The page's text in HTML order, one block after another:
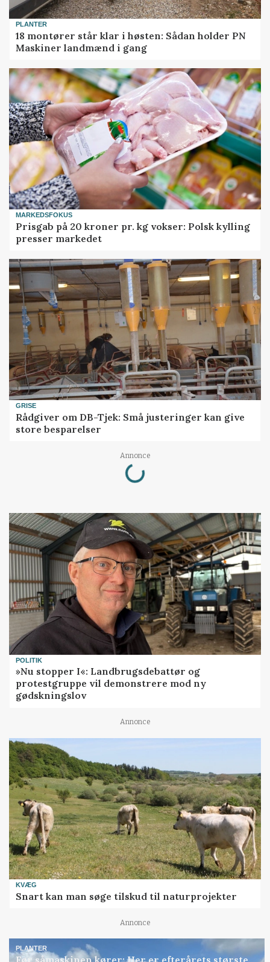
PLANTER
18 montører står klar i høsten: Sådan holder PN
Maskiner landmænd i gang
MARKEDSFOKUS
Prisgab på 20 kroner pr. kg vokser: Polsk kylling
presser markedet
GRISE
Rådgiver om DB-Tjek: Små justeringer kan give
store besparelser
Annonce
Loading...
POLITIK
»Nu stopper I«: Landbrugsdebattør og
protestgruppe vil demonstrere mod ny
gødskningslov
Annonce
KVÆG
Snart kan man søge tilskud til naturprojekter
Annonce
PLANTER
Før såmaskinen kører: Her er efterårets største